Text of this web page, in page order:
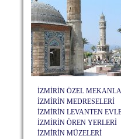
İZMİRİN ÖZEL
İZMİRİN MEDRESELERİ
İZMİRİN LEVANTEN
İZMİRİN ÖREN YERLERİ
İZMİRİN MÜZELERİ